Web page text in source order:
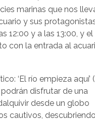
marinas que nos
y sus
12:00 y a las 13:00, y el
con la entrada al
‘El río empieza aquí’
disfrutar de una
desde un globo
cautivos,